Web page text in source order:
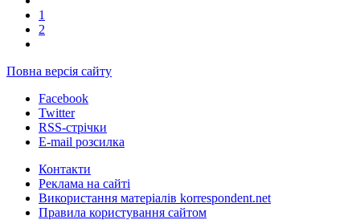
1
2
Повна версія сайту
Facebook
Twitter
RSS-стрічки
E-mail розсилка
Контакти
Реклама на сайті
Використання матеріалів korrespondent.net
Правила користування сайтом